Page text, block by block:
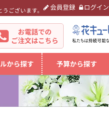
ございます。 会員登録 ログイン
お電話での
ご注文はこちら
から探す 予算から探す